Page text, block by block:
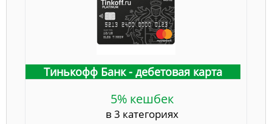
Тинькофф Банк - дебетовая карта
5% кешбек
в 3 категориях